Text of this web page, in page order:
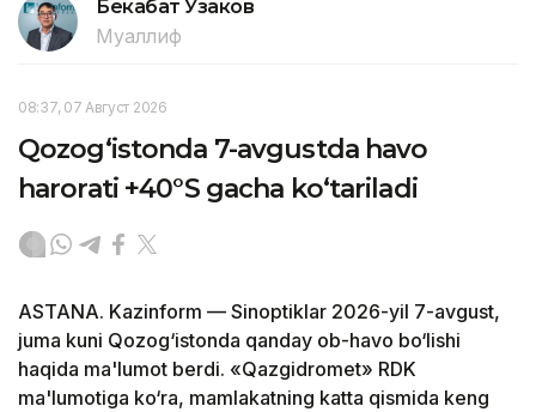
Бекабат Узаков
Муаллиф
08:37, 07 Август 2026
Qozog‘istonda 7-avgustda havo
harorati +40°S gacha ko‘tariladi
ASTANA. Kazinform — Sinoptiklar 2026-yil 7-avgust,
juma kuni Qozog‘istonda qanday ob-havo bo‘lishi
haqida ma'lumot berdi. «Qazgidromet» RDK
ma'lumotiga ko‘ra, mamlakatning katta qismida keng